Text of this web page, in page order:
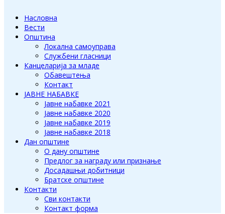
Насловна
Вести
Општина
Локална самоуправа
Службени гласници
Канцеларија за младе
Обавештења
Контакт
ЈАВНЕ НАБАВКЕ
Јавне набавке 2021
Јавне набавке 2020
Јавне набавке 2019
Јавне набавке 2018
Дан општине
О дану општине
Предлог за награду или признање
Досадашњи добитници
Братске општине
Контакти
Сви контакти
Контакт форма